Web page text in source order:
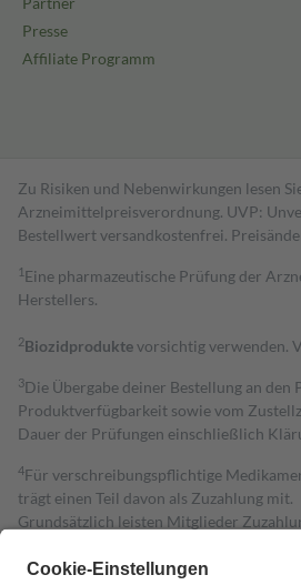
Presse
Affiliate Programm
Zu Risiken und Nebenwirkungen lesen
Arzneimittelpreisverordnung. UVP:
Bestell­wert versand­kosten­frei.
1 Eine pharmazeutische Prüfung der
Herstellers.
2Biozidproduktevorsichtig verwenden.
3Die Übergabe deiner Bestellung an
Produktverfügbarkeit sowie vom
Dauer der Prüfungen einschließlich
4Für verschreibungspflichtige
trägt einen Teil davon als Zuzahlung mit.
Grundsätzlich leisten Mitglieder
Diese Regeln gelten grundsätzlich auch